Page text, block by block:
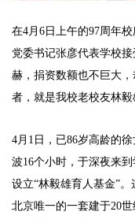
在4月6日上午的97周年
党委书记张彦代表学校
赫，捐资数额也不巨大
者，就是我校老校友林毅
4月1日，已86岁高龄的
波16个小时，于深夜来
设立“林毅雄育人基金”
北京唯一的一套建于20